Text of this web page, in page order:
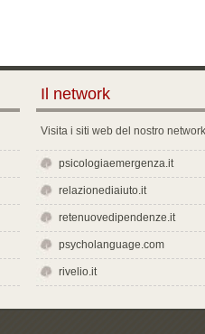
Il network
Visita i siti web del nostro network
psicologiaemergenza.it
relazionediaiuto.it
retenuovedipendenze.it
psycholanguage.com
rivelio.it